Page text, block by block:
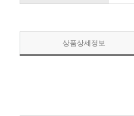
상품상세정보